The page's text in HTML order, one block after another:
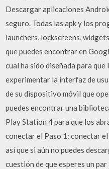
Descargar aplicaciones
seguro. Todas las apk y los
launchers, lockscreens,
que puedes encontrar en
cual ha sido diseñada para
experimentar la interfaz de
de su dispositivo móvil que
puedes encontrar una
Play Station 4 para que los
conectar el Paso 1: conectar el
así que si aún no puedes
cuestión de que esperes un